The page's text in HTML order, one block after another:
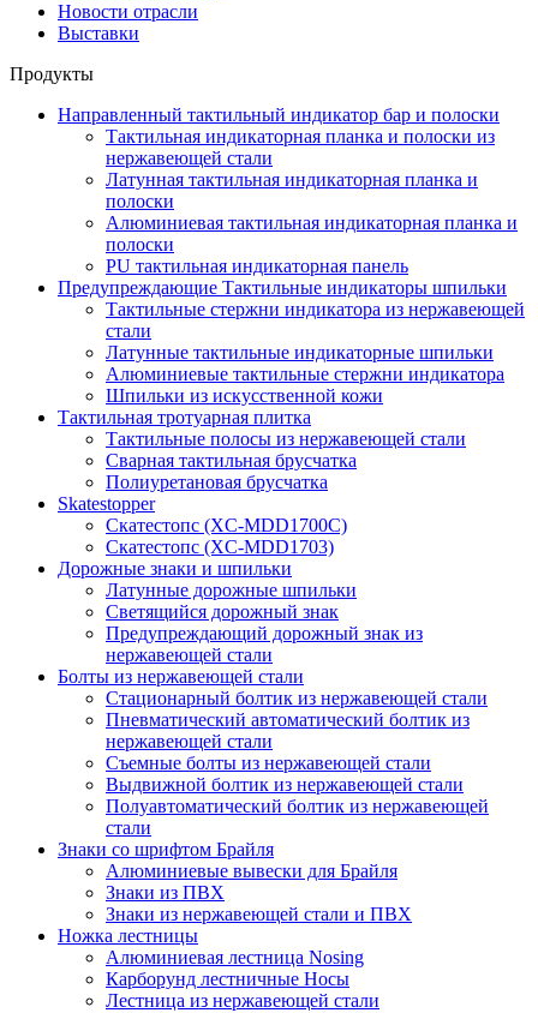
Новости отрасли
Выставки
Продукты
Направленный тактильный индикатор бар и полоски
Тактильная индикаторная планка и полоски из
нержавеющей стали
Латунная тактильная индикаторная планка и
полоски
Алюминиевая тактильная индикаторная планка и
полоски
PU тактильная индикаторная панель
Предупреждающие Тактильные индикаторы шпильки
Тактильные стержни индикатора из нержавеющей
стали
Латунные тактильные индикаторные шпильки
Алюминиевые тактильные стержни индикатора
Шпильки из искусственной кожи
Тактильная тротуарная плитка
Тактильные полосы из нержавеющей стали
Сварная тактильная брусчатка
Полиуретановая брусчатка
Skatestopper
Скатестопс (XC-MDD1700C)
Скатестопс (XC-MDD1703)
Дорожные знаки и шпильки
Латунные дорожные шпильки
Светящийся дорожный знак
Предупреждающий дорожный знак из
нержавеющей стали
Болты из нержавеющей стали
Стационарный болтик из нержавеющей стали
Пневматический автоматический болтик из
нержавеющей стали
Съемные болты из нержавеющей стали
Выдвижной болтик из нержавеющей стали
Полуавтоматический болтик из нержавеющей
стали
Знаки со шрифтом Брайля
Алюминиевые вывески для Брайля
Знаки из ПВХ
Знаки из нержавеющей стали и ПВХ
Ножка лестницы
Алюминиевая лестница Nosing
Карборунд лестничные Носы
Лестница из нержавеющей стали